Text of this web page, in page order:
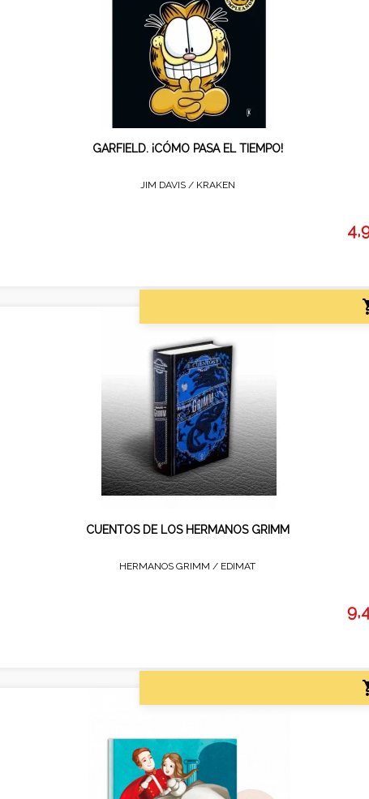
GARFIELD. ¡CÓMO PASA EL TIEMPO!
JIM DAVIS / KRAKEN
CUENTOS DE LOS HERMANOS GRIMM
HERMANOS GRIMM / EDIMAT